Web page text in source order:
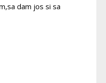
dam jos si sa